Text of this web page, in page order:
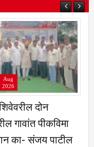
पाटील
हटवले;
झाला मोकळा
07
Aug
2026